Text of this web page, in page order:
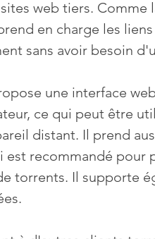
web tiers.
en charge les
sans avoir besoin
une interface
ce qui peut être
distant. Il prend
est recommandé pour
torrents. Il supporte